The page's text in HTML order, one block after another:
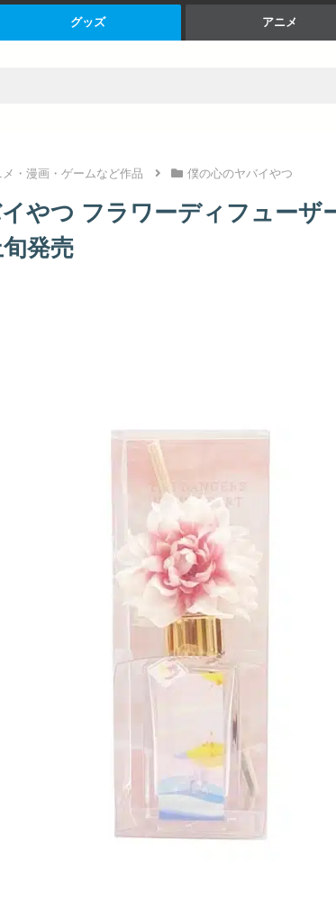
グッズ アニメ
・漫画・ゲームなど作品 僕の心のヤバイやつ
やつ フラワーディフューザ
発売